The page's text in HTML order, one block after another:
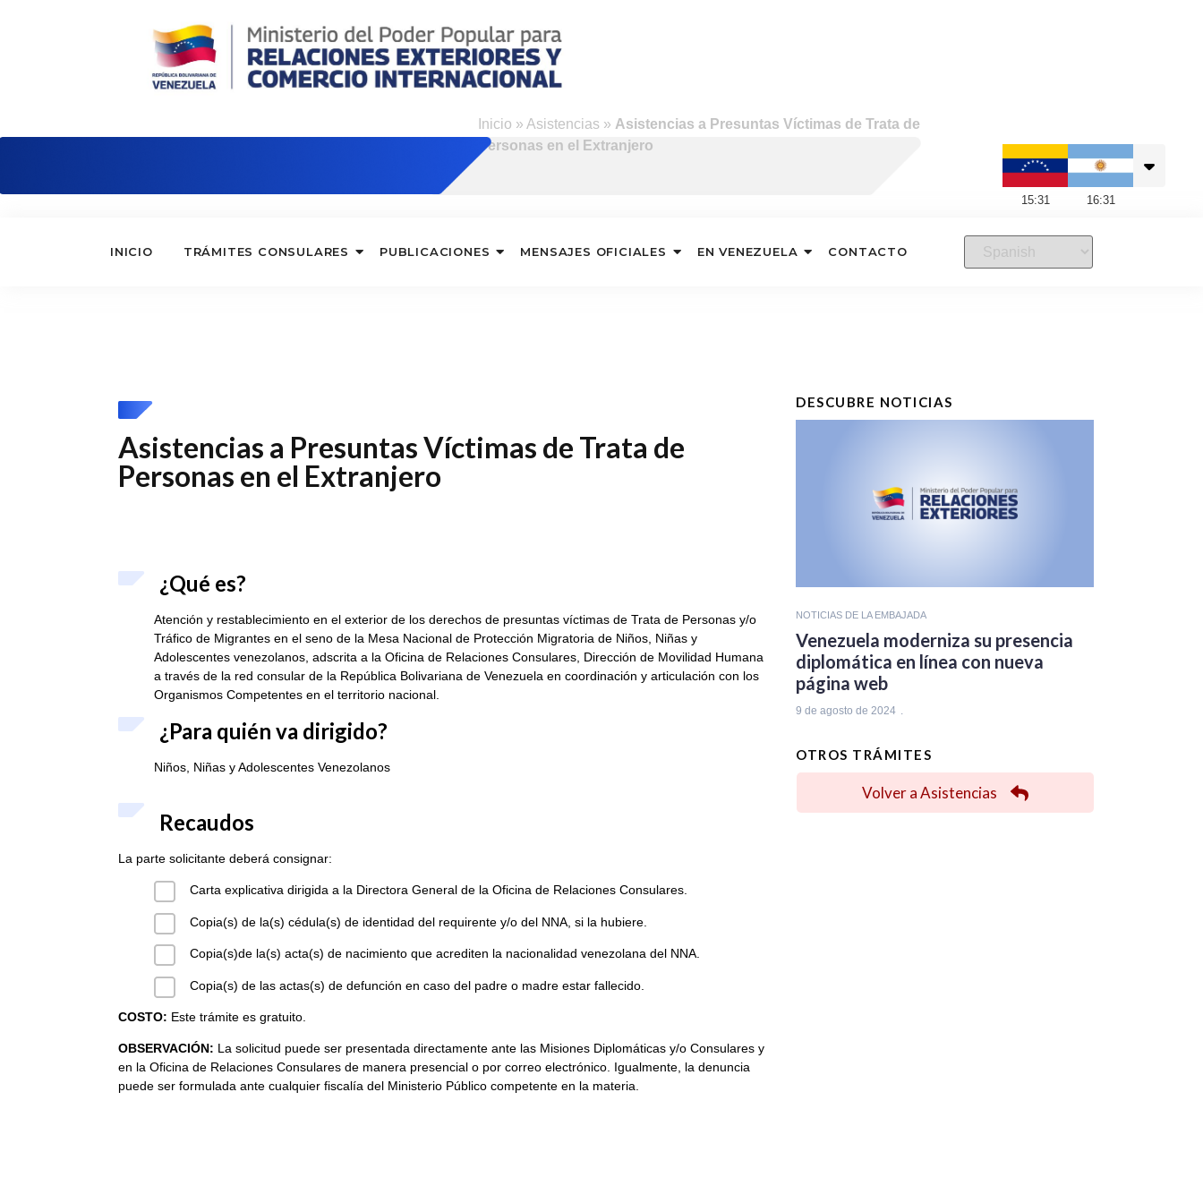
Inicio »Asistencias » Asistencias a Presuntas Víctimas de Trata de
Personas en el Extranjero
15:31 16:31
INICIO TRÁMITES CONSULARES PUBLICACIONES MENSAJES OFICIALES EN VENEZUELA CONTACTO
Asistencias a Presuntas Víctimas de Trata de
Personas en el Extranjero
¿Qué es?
Atención y restablecimiento en el exterior de los derechos de presuntas víctimas de Trata de Personas y/o
Tráfico de Migrantes en el seno de la Mesa Nacional de Protección Migratoria de Niños, Niñas y
Adolescentes venezolanos, adscrita a la Oficina de Relaciones Consulares, Dirección de Movilidad Humana
a través de la red consular de la República Bolivariana de Venezuela en coordinación y articulación con los
Organismos Competentes en el territorio nacional.
¿Para quién va dirigido?
Niños, Niñas y Adolescentes Venezolanos
Recaudos
La parte solicitante deberá consignar:
Carta explicativa dirigida a la Directora General de la Oficina de Relaciones Consulares.
Copia(s) de la(s) cédula(s) de identidad del requirente y/o del NNA, si la hubiere.
Copia(s)de la(s) acta(s) de nacimiento que acrediten la nacionalidad venezolana del NNA.
Copia(s) de las actas(s) de defunción en caso del padre o madre estar fallecido.
COSTO: Este trámite es gratuito.
OBSERVACIÓN: La solicitud puede ser presentada directamente ante las Misiones Diplomáticas y/o Consulares y
en la Oficina de Relaciones Consulares de manera presencial o por correo electrónico. Igualmente, la denuncia
puede ser formulada ante cualquier fiscalía del Ministerio Público competente en la materia.
DESCUBRE NOTICIAS
NOTICIAS DE LA EMBAJADA
Venezuela moderniza su presencia
diplomática en línea con nueva
página web
9 de agosto de 2024
OTROS TRÁMITES
Volver a Asistencias